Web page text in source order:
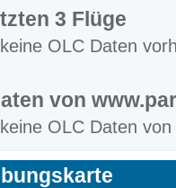
3 Flüge
OLC Daten
von
OLC Daten